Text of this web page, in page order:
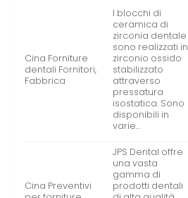
Cina Forniture
dentali Fornitori,
Fabbrica
I blocchi di
ceramica di
zirconia dentale
sono realizzati in
zirconio ossido
stabilizzato
attraverso
pressatura
isostatica. Sono
disponibili in
varie…
Cina Preventivi
JPS Dental offre
una vasta
gamma di
prodotti dentali